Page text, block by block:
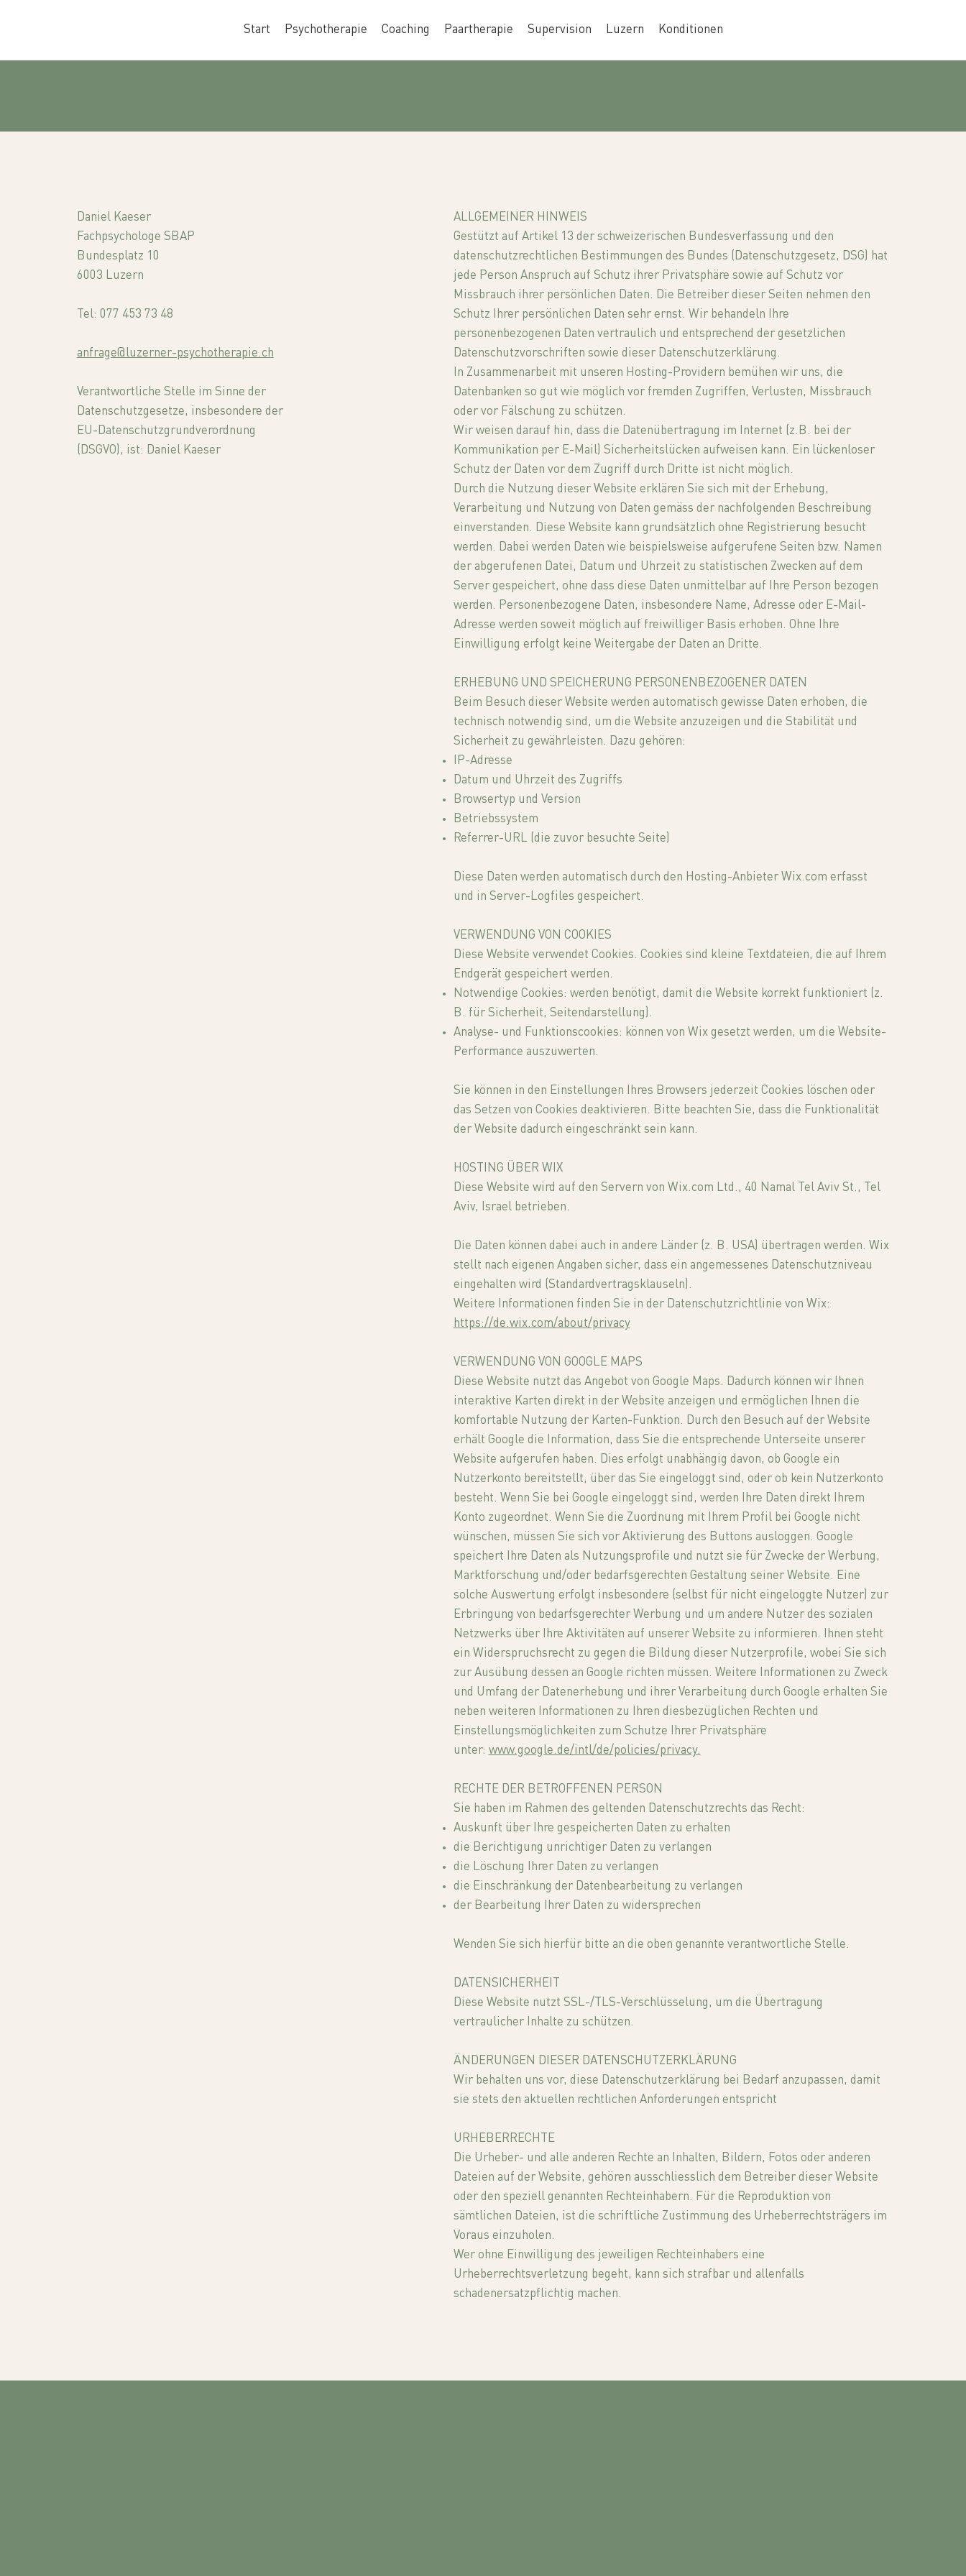
Start Psychotherapie Coaching Paartherapie Supervision Luzern Konditionen
Daniel Kaeser
Fachpsychologe SBAP
Bundesplatz 10
6003 Luzern
Tel: 077 453 73 48
anfrage@luzerner-psychotherapie.ch
Verantwortliche Stelle im Sinne der
Datenschutzgesetze, insbesondere der
EU-Datenschutzgrundverordnung
(DSGVO), ist: Daniel Kaeser
ALLGEMEINER HINWEIS
Gestützt auf Artikel 13 der schweizerischen Bundesverfassung und den
datenschutzrechtlichen Bestimmungen des Bundes (Datenschutzgesetz, DSG) hat
jede Person Anspruch auf Schutz ihrer Privatsphäre sowie auf Schutz vor
Missbrauch ihrer persönlichen Daten. Die Betreiber dieser Seiten nehmen den
Schutz Ihrer persönlichen Daten sehr ernst. Wir behandeln Ihre
personenbezogenen Daten vertraulich und entsprechend der gesetzlichen
Datenschutzvorschriften sowie dieser Datenschutzerklärung.
In Zusammenarbeit mit unseren Hosting-Providern bemühen wir uns, die
Datenbanken so gut wie möglich vor fremden Zugriffen, Verlusten, Missbrauch
oder vor Fälschung zu schützen.
Wir weisen darauf hin, dass die Datenübertragung im Internet (z.B. bei der
Kommunikation per E-Mail) Sicherheitslücken aufweisen kann. Ein lückenloser
Schutz der Daten vor dem Zugriff durch Dritte ist nicht möglich.
Durch die Nutzung dieser Website erklären Sie sich mit der Erhebung,
Verarbeitung und Nutzung von Daten gemäss der nachfolgenden Beschreibung
einverstanden. Diese Website kann grundsätzlich ohne Registrierung besucht
werden. Dabei werden Daten wie beispielsweise aufgerufene Seiten bzw. Namen
der abgerufenen Datei, Datum und Uhrzeit zu statistischen Zwecken auf dem
Server gespeichert, ohne dass diese Daten unmittelbar auf Ihre Person bezogen
werden. Personenbezogene Daten, insbesondere Name, Adresse oder E-Mail-
Adresse werden soweit möglich auf freiwilliger Basis erhoben. Ohne Ihre
Einwilligung erfolgt keine Weitergabe der Daten an Dritte.
ERHEBUNG UND SPEICHERUNG PERSONENBEZOGENER DATEN
Beim Besuch dieser Website werden automatisch gewisse Daten erhoben, die
technisch notwendig sind, um die Website anzuzeigen und die Stabilität und
Sicherheit zu gewährleisten. Dazu gehören:
IP-Adresse
Datum und Uhrzeit des Zugriffs
Browsertyp und Version
Betriebssystem
Referrer-URL (die zuvor besuchte Seite)
Diese Daten werden automatisch durch den Hosting-Anbieter Wix.com erfasst
und in Server-Logfiles gespeichert.
VERWENDUNG VON COOKIES
Diese Website verwendet Cookies. Cookies sind kleine Textdateien, die auf Ihrem
Endgerät gespeichert werden.
Notwendige Cookies: werden benötigt, damit die Website korrekt funktioniert (z.
B. für Sicherheit, Seitendarstellung).
Analyse- und Funktionscookies: können von Wix gesetzt werden, um die Website-
Performance auszuwerten.
Sie können in den Einstellungen Ihres Browsers jederzeit Cookies löschen oder
das Setzen von Cookies deaktivieren. Bitte beachten Sie, dass die Funktionalität
der Website dadurch eingeschränkt sein kann.
HOSTING ÜBER WIX
Diese Website wird auf den Servern von Wix.com Ltd., 40 Namal Tel Aviv St., Tel
Aviv, Israel betrieben.
Die Daten können dabei auch in andere Länder (z. B. USA) übertragen werden. Wix
stellt nach eigenen Angaben sicher, dass ein angemessenes Datenschutzniveau
eingehalten wird (Standardvertragsklauseln).
Weitere Informationen finden Sie in der Datenschutzrichtlinie von Wix:
https://de.wix.com/about/privacy
VERWENDUNG VON GOOGLE MAPS
Diese Website nutzt das Angebot von Google Maps. Dadurch können wir Ihnen
interaktive Karten direkt in der Website anzeigen und ermöglichen Ihnen die
komfortable Nutzung der Karten-Funktion. Durch den Besuch auf der Website
erhält Google die Information, dass Sie die entsprechende Unterseite unserer
Website aufgerufen haben. Dies erfolgt unabhängig davon, ob Google ein
Nutzerkonto bereitstellt, über das Sie eingeloggt sind, oder ob kein Nutzerkonto
besteht. Wenn Sie bei Google eingeloggt sind, werden Ihre Daten direkt Ihrem
Konto zugeordnet. Wenn Sie die Zuordnung mit Ihrem Profil bei Google nicht
wünschen, müssen Sie sich vor Aktivierung des Buttons ausloggen. Google
speichert Ihre Daten als Nutzungsprofile und nutzt sie für Zwecke der Werbung,
Marktforschung und/oder bedarfsgerechten Gestaltung seiner Website. Eine
solche Auswertung erfolgt insbesondere (selbst für nicht eingeloggte Nutzer) zur
Erbringung von bedarfsgerechter Werbung und um andere Nutzer des sozialen
Netzwerks über Ihre Aktivitäten auf unserer Website zu informieren. Ihnen steht
ein Widerspruchsrecht zu gegen die Bildung dieser Nutzerprofile, wobei Sie sich
zur Ausübung dessen an Google richten müssen. Weitere Informationen zu Zweck
und Umfang der Datenerhebung und ihrer Verarbeitung durch Google erhalten Sie
neben weiteren Informationen zu Ihren diesbezüglichen Rechten und
Einstellungsmöglichkeiten zum Schutze Ihrer Privatsphäre
unter: www.google.de/intl/de/policies/privacy.
RECHTE DER BETROFFENEN PERSON
Sie haben im Rahmen des geltenden Datenschutzrechts das Recht:
Auskunft über Ihre gespeicherten Daten zu erhalten
die Berichtigung unrichtiger Daten zu verlangen
die Löschung Ihrer Daten zu verlangen
die Einschränkung der Datenbearbeitung zu verlangen
der Bearbeitung Ihrer Daten zu widersprechen
Wenden Sie sich hierfür bitte an die oben genannte verantwortliche Stelle.
DATENSICHERHEIT
Diese Website nutzt SSL-/TLS-Verschlüsselung, um die Übertragung
vertraulicher Inhalte zu schützen.
ÄNDERUNGEN DIESER DATENSCHUTZERKLÄRUNG
Wir behalten uns vor, diese Datenschutzerklärung bei Bedarf anzupassen, damit
sie stets den aktuellen rechtlichen Anforderungen entspricht
URHEBERRECHTE
Die Urheber- und alle anderen Rechte an Inhalten, Bildern, Fotos oder anderen
Dateien auf der Website, gehören ausschliesslich dem Betreiber dieser Website
oder den speziell genannten Rechteinhabern. Für die Reproduktion von
sämtlichen Dateien, ist die schriftliche Zustimmung des Urheberrechtsträgers im
Voraus einzuholen.
Wer ohne Einwilligung des jeweiligen Rechteinhabers eine
Urheberrechtsverletzung begeht, kann sich strafbar und allenfalls
schadenersatzpflichtig machen.